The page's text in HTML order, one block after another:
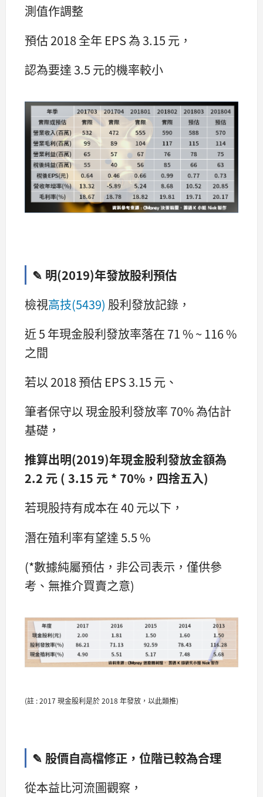
測值作調整
預估 2018 全年 EPS 為 3.15 元，
認為要達 3.5 元的機率較小
✎ 明(2019)年發放股利預估
檢視高技(5439) 股利發放記錄，
近 5 年現金股利發放率落在 71 % ~ 116 %
之間
若以 2018 預估 EPS 3.15 元、
筆者保守以 現金股利發放率 70% 為估計
基礎，
推算出明(2019)年現金股利發放金額為
2.2 元 ( 3.15 元 * 70%，四捨五入)
若現股持有成本在 40 元以下，
潛在殖利率有望達 5.5 %
(*數據純屬預估，非公司表示，僅供參
考、無推介買賣之意)
(註 : 2017 現金股利是於 2018 年發放，以此類推)
✎ 股價自高檔修正，位階已較為合理
從本益比河流圖觀察，